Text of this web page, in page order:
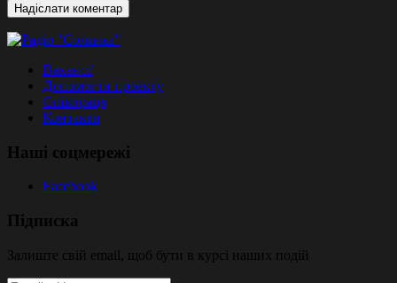
Вакансії
Допомогти проекту
Співпраця
Контакти
Наші соцмережі
Facebook
Підписка
Залиште свій email, щоб бути в курсі наших подій